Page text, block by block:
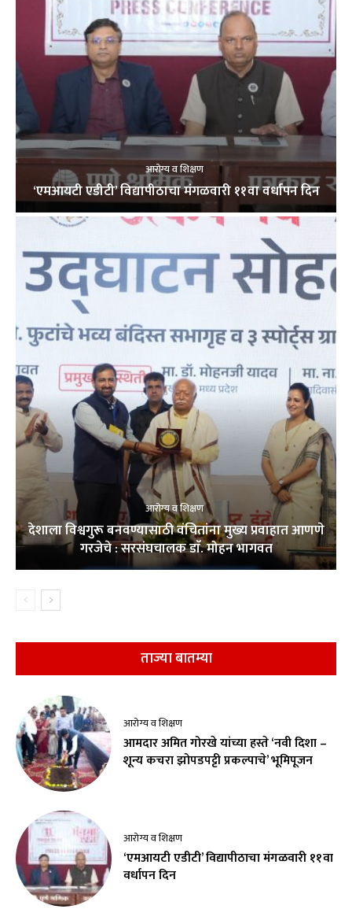
आरोग्य व शिक्षण
‘एमआयटी एडीटी’ विद्यापीठाचा मंगळवारी ११वा वर्धापन दिन
आरोग्य व शिक्षण
देशाला विश्वगुरू बनवण्यासाठी वंचितांना मुख्य प्रवाहात आणणे
गरजेचे : सरसंघचालक डाॅ. मोहन भागवत
ताज्या बातम्या
आरोग्य व शिक्षण
आमदार अमित गोरखे यांच्या हस्ते ‘नवी दिशा –
शून्य कचरा झोपडपट्टी प्रकल्पाचे’ भूमिपूजन
आरोग्य व शिक्षण
‘एमआयटी एडीटी’ विद्यापीठाचा मंगळवारी ११वा
वर्धापन दिन